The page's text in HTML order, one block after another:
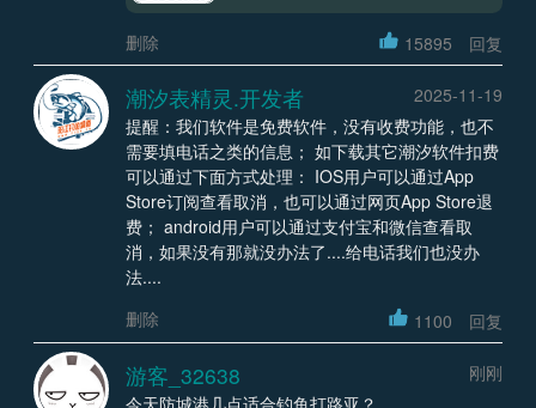
删除 15895 回复
潮汐表精灵.开发者
2025-11-19
提醒：我们软件是免费软件，没有收费功能，也不
需要填电话之类的信息； 如下载其它潮汐软件扣费
可以通过下面方式处理： IOS用户可以通过App
Store订阅查看取消，也可以通过网页App Store退
费； android用户可以通过支付宝和微信查看取
消，如果没有那就没办法了....给电话我们也没办
法....
删除
1100 回复
游客_32638
刚刚
今天防城港几点适合钓鱼打路亚？